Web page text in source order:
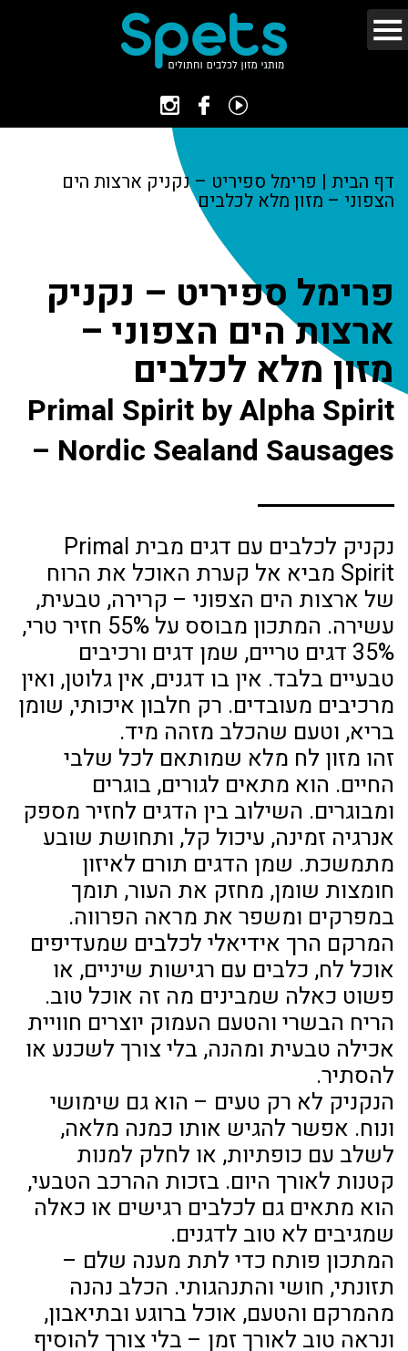
דף הבית | פרימל ספיריט – נקניק ארצות הים
הצפוני – מזון מלא לכלבים
פרימל ספיריט – נקניק
ארצות הים הצפוני –
מזון מלא לכלבים
Primal Spirit by Alpha Spirit
– Nordic Sealand Sausages
נקניק לכלבים עם דגים מבית Primal
Spirit מביא אל קערת האוכל את הרוח
של ארצות הים הצפוני – קרירה, טבעית,
עשירה. המתכון מבוסס על 55% חזיר טרי,
35% דגים טריים, שמן דגים ורכיבים
טבעיים בלבד. אין בו דגנים, אין גלוטן, ואין
מרכיבים מעובדים. רק חלבון איכותי, שומן
בריא, וטעם שהכלב מזהה מיד.
זהו מזון לח מלא שמותאם לכל שלבי
החיים. הוא מתאים לגורים, בוגרים
ומבוגרים. השילוב בין הדגים לחזיר מספק
אנרגיה זמינה, עיכול קל, ותחושת שובע
מתמשכת. שמן הדגים תורם לאיזון
חומצות שומן, מחזק את העור, תומך
במפרקים ומשפר את מראה הפרווה.
המרקם הרך אידיאלי לכלבים שמעדיפים
אוכל לח, כלבים עם רגישות שיניים, או
פשוט כאלה שמבינים מה זה אוכל טוב.
הריח הבשרי והטעם העמוק יוצרים חוויית
אכילה טבעית ומהנה, בלי צורך לשכנע או
להסתיר.
הנקניק לא רק טעים – הוא גם שימושי
ונוח. אפשר להגיש אותו כמנה מלאה,
לשלב עם כופתיות, או לחלק למנות
קטנות לאורך היום. בזכות ההרכב הטבעי,
הוא מתאים גם לכלבים רגישים או כאלה
שמגיבים לא טוב לדגנים.
המתכון פותח כדי לתת מענה שלם –
תזונתי, חושי והתנהגותי. הכלב נהנה
מהמרקם והטעם, אוכל ברוגע ובתיאבון,
ונראה טוב לאורך זמן – בלי צורך להוסיף